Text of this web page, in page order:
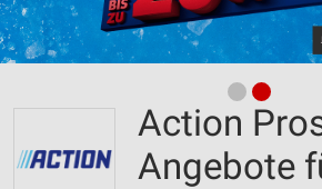
Action
Angebote